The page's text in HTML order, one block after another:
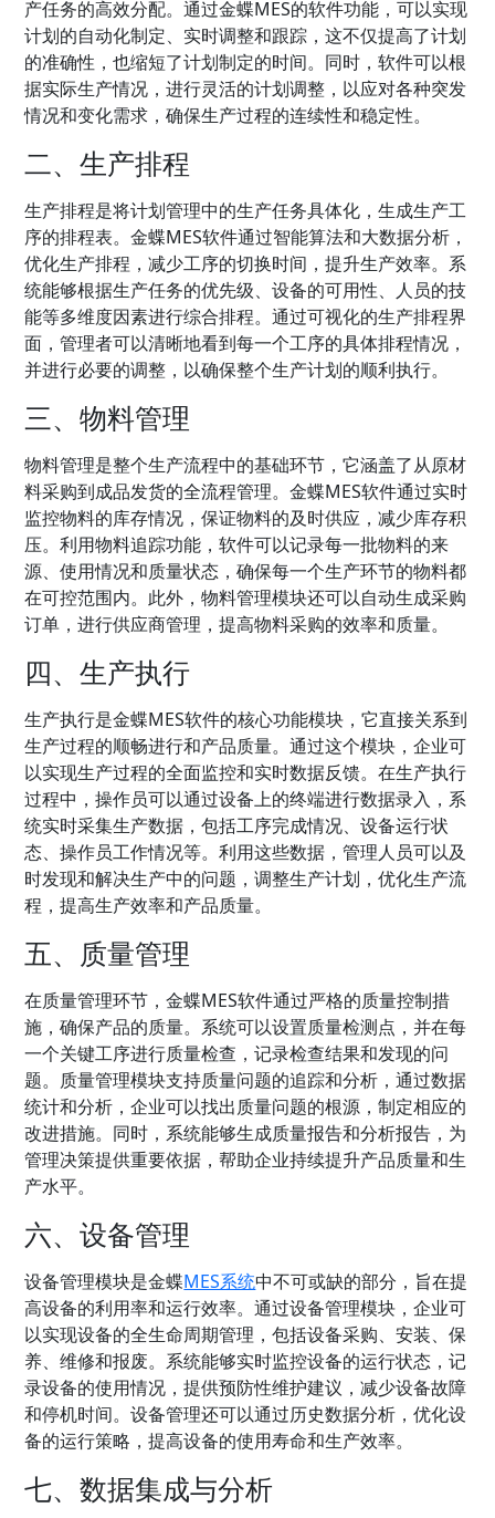
产任务的高效分配。通过金蝶MES的软件功能，可以实现
计划的自动化制定、实时调整和跟踪，这不仅提高了计划
的准确性，也缩短了计划制定的时间。同时，软件可以根
据实际生产情况，进行灵活的计划调整，以应对各种突发
情况和变化需求，确保生产过程的连续性和稳定性。
二、生产排程
生产排程是将计划管理中的生产任务具体化，生成生产工
序的排程表。金蝶MES软件通过智能算法和大数据分析，
优化生产排程，减少工序的切换时间，提升生产效率。系
统能够根据生产任务的优先级、设备的可用性、人员的技
能等多维度因素进行综合排程。通过可视化的生产排程界
面，管理者可以清晰地看到每一个工序的具体排程情况，
并进行必要的调整，以确保整个生产计划的顺利执行。
三、物料管理
物料管理是整个生产流程中的基础环节，它涵盖了从原材
料采购到成品发货的全流程管理。金蝶MES软件通过实时
监控物料的库存情况，保证物料的及时供应，减少库存积
压。利用物料追踪功能，软件可以记录每一批物料的来
源、使用情况和质量状态，确保每一个生产环节的物料都
在可控范围内。此外，物料管理模块还可以自动生成采购
订单，进行供应商管理，提高物料采购的效率和质量。
四、生产执行
生产执行是金蝶MES软件的核心功能模块，它直接关系到
生产过程的顺畅进行和产品质量。通过这个模块，企业可
以实现生产过程的全面监控和实时数据反馈。在生产执行
过程中，操作员可以通过设备上的终端进行数据录入，系
统实时采集生产数据，包括工序完成情况、设备运行状
态、操作员工作情况等。利用这些数据，管理人员可以及
时发现和解决生产中的问题，调整生产计划，优化生产流
程，提高生产效率和产品质量。
五、质量管理
在质量管理环节，金蝶MES软件通过严格的质量控制措
施，确保产品的质量。系统可以设置质量检测点，并在每
一个关键工序进行质量检查，记录检查结果和发现的问
题。质量管理模块支持质量问题的追踪和分析，通过数据
统计和分析，企业可以找出质量问题的根源，制定相应的
改进措施。同时，系统能够生成质量报告和分析报告，为
管理决策提供重要依据，帮助企业持续提升产品质量和生
产水平。
六、设备管理
设备管理模块是金蝶MES系统中不可或缺的部分，旨在提
高设备的利用率和运行效率。通过设备管理模块，企业可
以实现设备的全生命周期管理，包括设备采购、安装、保
养、维修和报废。系统能够实时监控设备的运行状态，记
录设备的使用情况，提供预防性维护建议，减少设备故障
和停机时间。设备管理还可以通过历史数据分析，优化设
备的运行策略，提高设备的使用寿命和生产效率。
七、数据集成与分析